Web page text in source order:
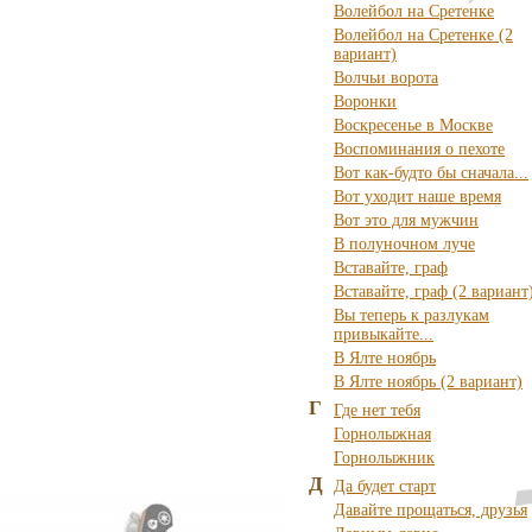
Волейбол на Сретенке
Волейбол на Сретенке (2
вариант)
Волчьи ворота
Воронки
Воскресенье в Москве
Воспоминания о пехоте
Вот как-будто бы сначала...
Вот уходит наше время
Вот это для мужчин
В полуночном луче
Вставайте, граф
Вставайте, граф (2
Вы теперь к разлукам
привыкайте...
В Ялте ноябрь
В Ялте ноябрь (2 вариант)
Г
Где нет тебя
Горнолыжная
Горнолыжник
Д Да будет старт
Давайте прощаться, друзья